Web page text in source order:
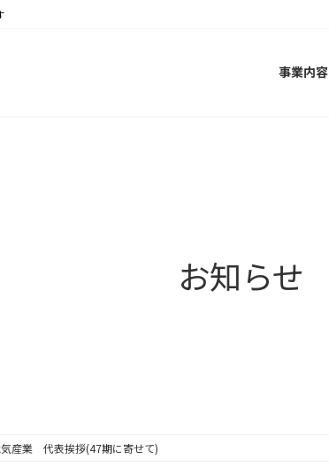
事業内容
お知らせ
産業 代表挨拶(47期に寄せて)